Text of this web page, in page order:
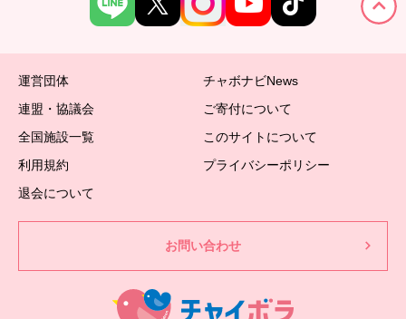
運営団体
チャボナビNews
連盟・協議会
ご寄付について
全国施設一覧
このサイトについて
利用規約
プライバシーポリシー
退会について
お問い合わせ